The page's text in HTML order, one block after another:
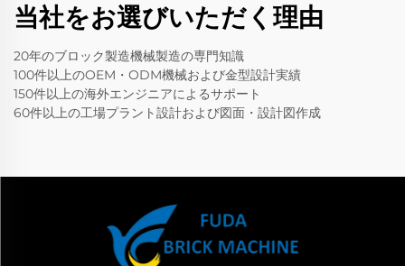
当社をお選びいただく理由
20年のブロック製造機械製造の専門知識
100件以上のOEM・ODM機械および金型設計実績
150件以上の海外エンジニアによるサポート
60件以上の工場プラント設計および図面・設計図作成